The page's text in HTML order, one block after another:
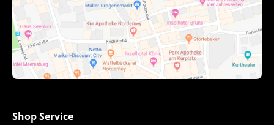
Shop Service